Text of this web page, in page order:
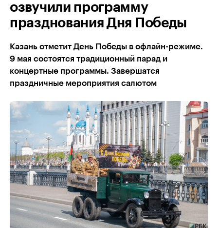
озвучили программу
празднования Дня Победы
Казань отметит День Победы в офлайн-режиме.
9 мая состоятся традиционный парад и
концертные программы. Завершатся
праздничные мероприятия салютом